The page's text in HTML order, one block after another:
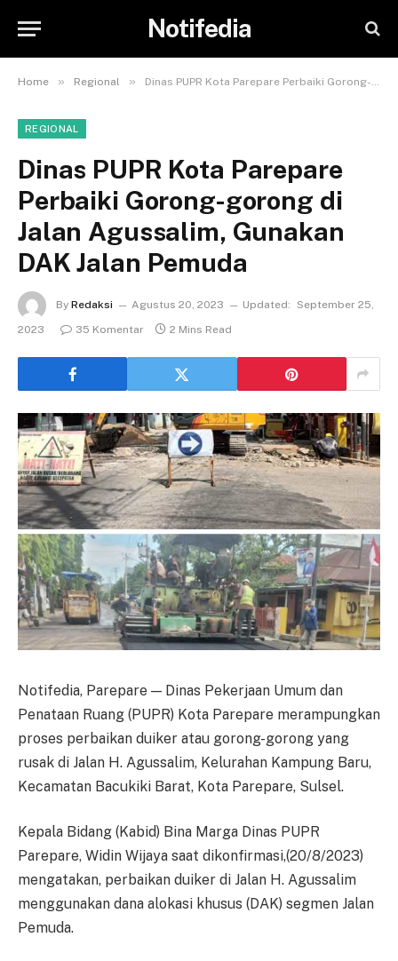
Notifedia
Home » Regional » Dinas PUPR Kota Parepare Perbaiki Gorong-gorong di Jalan Agussalim, Gunakan DAK Jalan Pemuda
REGIONAL
Dinas PUPR Kota Parepare
Perbaiki Gorong-gorong di
Jalan Agussalim, Gunakan
DAK Jalan Pemuda
By Redaksi Agustus 20, 2023 Updated:
September 25,
2023
35 Komentar 2 Mins Read
Notifedia, Parepare — Dinas Pekerjaan Umum dan
Penataan Ruang (PUPR) Kota Parepare merampungkan
proses perbaikan duiker atau gorong-gorong yang
rusak di Jalan H. Agussalim, Kelurahan Kampung Baru,
Kecamatan Bacukiki Barat, Kota Parepare, Sulsel.
Kepala Bidang (Kabid) Bina Marga Dinas PUPR
Parepare, Widin Wijaya saat dikonfirmasi,(20/8/2023)
mengatakan, perbaikan duiker di Jalan H. Agussalim
menggunakan dana alokasi khusus (DAK) segmen Jalan
Pemuda.